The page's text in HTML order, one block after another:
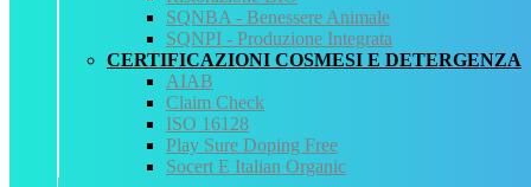
SQNBA - Benessere Animale
SQNPI - Produzione Integrata
CERTIFICAZIONI COSMESI E DETERGENZA
AIAB
Claim Check
ISO 16128
Play Sure Doping Free
Socert E Italian Organic
POLITICA QHSE
FAQ – DOMANDE FREQUENTI
CONTATTI
BIOLOGICA